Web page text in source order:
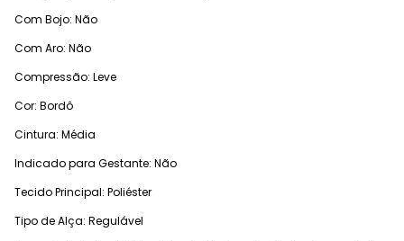
Com Bojo: Não
Com Aro: Não
Compressão: Leve
Cor: Bordô
Cintura: Média
Indicado para Gestante: Não
Tecido Principal: Poliéster
Tipo de Alça: Regulável